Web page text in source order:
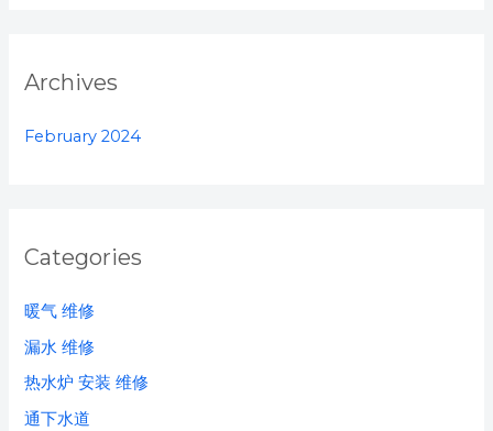
Archives
February 2024
Categories
暖气 维修
漏水 维修
热水炉 安装 维修
通下水道